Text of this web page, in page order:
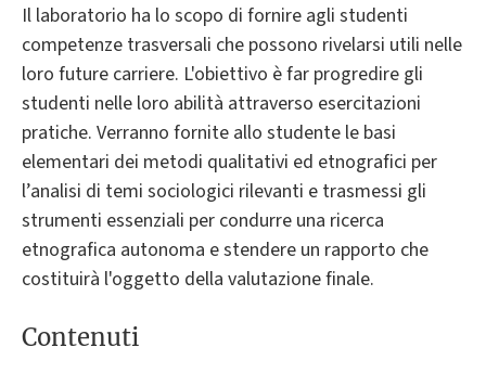
Il laboratorio ha lo scopo di fornire agli studenti
competenze trasversali che possono rivelarsi utili nelle
loro future carriere. L'obiettivo è far progredire gli
studenti nelle loro abilità attraverso esercitazioni
pratiche. Verranno fornite allo studente le basi
elementari dei metodi qualitativi ed etnografici per
l’analisi di temi sociologici rilevanti e trasmessi gli
strumenti essenziali per condurre una ricerca
etnografica autonoma e stendere un rapporto che
costituirà l'oggetto della valutazione finale.
Contenuti